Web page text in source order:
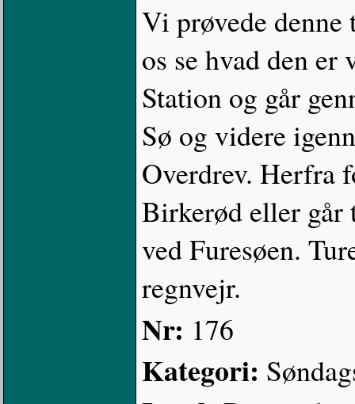
Vi prøvede denne
os se hvad den
Station og går
Sø og videre
Overdrev. Herfra
Birkerød eller går
ved Furesøen.
regnvejr.
Nr: 176
Kategori: